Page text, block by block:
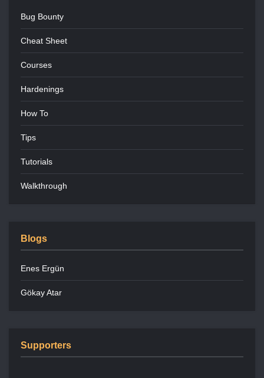
Bug Bounty
Cheat Sheet
Courses
Hardenings
How To
Tips
Tutorials
Walkthrough
Blogs
Enes Ergün
Gökay Atar
Supporters